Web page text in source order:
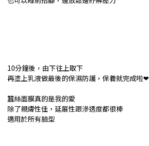
10分鐘後，由下往上取下
再塗上乳液做最後的保濕防護，保養就完成啦❤
蠶絲面膜真的是我的愛
除了親膚性佳，延展性跟滲透度都很棒
適用於所有臉型